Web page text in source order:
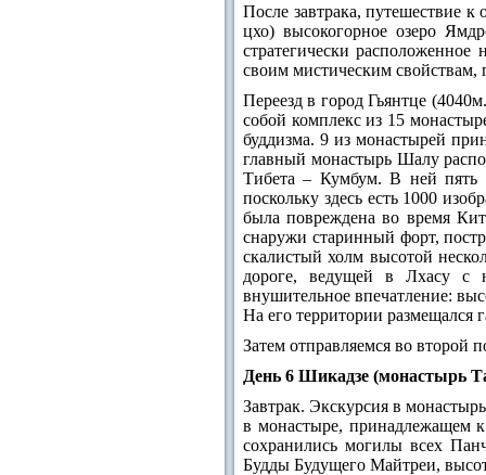
После завтрака, путешествие
цхо) высокогорное озеро
стратегически
своим мистическим свойствам,
Переезд в город Гьянтце
собой комплекс из 15
буддизма. 9 из монастырей
главный монастырь Шалу
Тибета – Кумбум. В ней пять
поскольку здесь есть 1000
была повреждена во время
снаружи старинный форт,
скалистый холм высотой
дороге, ведущей в Лхасу с
внушительное впечатление:
На его территории размещался
Затем отправляемся во второй
День 6 Шикадзе (монастырь
Завтрак. Экскурсия в
в монастыре, принадлежащем к
сохранились могилы всех
Будды Будущего Майтреи,